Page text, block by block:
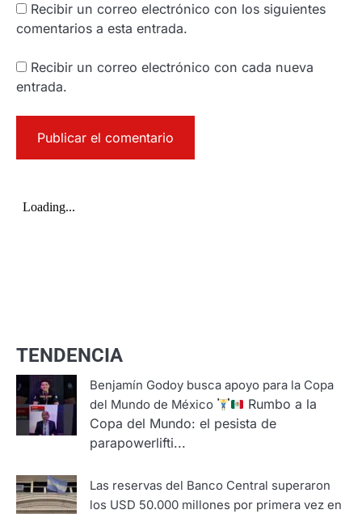
Recibir un correo electrónico con los siguientes
comentarios a esta entrada.
Recibir un correo electrónico con cada nueva
entrada.
TENDENCIA
Benjamín Godoy busca apoyo para la Copa
del Mundo de México
Rumbo a la
Copa del Mundo: el pesista de
parapowerlifti...
Las reservas del Banco Central superaron
los USD 50.000 millones por primera vez en